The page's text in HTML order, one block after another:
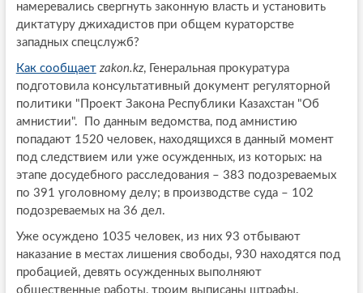
намеревались свергнуть законную власть и установить
диктатуру джихадистов при общем кураторстве
западных спецслужб?
Как сообщает zakon.kz, Генеральная прокуратура
подготовила консультативный документ регуляторной
политики "Проект Закона Республики Казахстан "Об
амнистии". По данным ведомства, под амнистию
попадают 1520 человек, находящихся в данный момент
под следствием или уже осужденных, из которых: на
этапе досудебного расследования – 383 подозреваемых
по 391 уголовному делу; в производстве суда – 102
подозреваемых на 36 дел.
Уже осуждено 1035 человек, из них 93 отбывают
наказание в местах лишения свободы, 930 находятся под
пробацией, девять осужденных выполняют
общественные работы, троим выписаны штрафы.